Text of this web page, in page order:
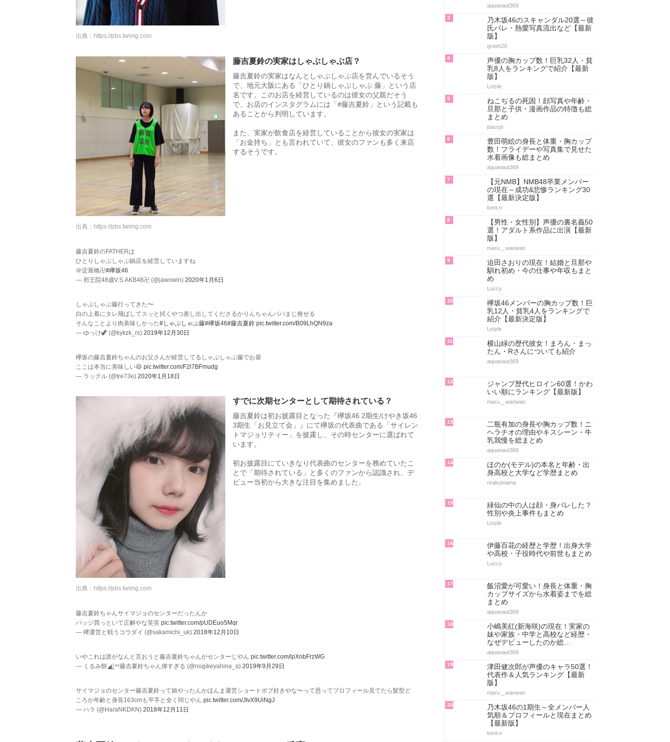
出典： https://pbs.twimg.com
藤吉夏鈴の実家はしゃぶしゃぶ店？
藤吉夏鈴の実家はなんとしゃぶしゃぶ店を営んでいるそう
で、地元大阪にある「ひとり鍋しゃぶしゃぶ 藤」という店
名です。このお店を経営しているのは彼女の父親だそう
で、お店のインスタグラムには「#藤吉夏鈴」という記載も
あることから判明しています。
また、実家が飲食店を経営していることから彼女の実家は
「お金持ち」とも言われていて、彼女のファンも多く来店
するそうです。
出典： https://pbs.twimg.com
藤吉夏鈴のFATHERは
ひとりしゃぶしゃぶ鍋店を経営していますね
＠淀屋橋卍#欅坂46
— 邪王院48歳V.S.AKB48卍 (@jawowin) 2020年1月6日
しゃぶしゃぶ藤行ってきた〜
白の上着にタレ飛ばしてスッと拭くやつ差し出してくださるかりんちゃんパパまじ推せる
そんなことより肉美味しかった#しゃぶしゃぶ藤#欅坂46#藤吉夏鈴 pic.twitter.com/B09LhQN9za
— ゆっけ🦖 (@kykzk_rs) 2019年12月30日
欅坂の藤吉夏鈴ちゃんのお父さんが経営してるしゃぶしゃぶ藤でお昼
ここは本当に美味しい😄 pic.twitter.com/F2l7BFmudg
— ラックル (@tre73e) 2020年1月18日
すでに次期センターとして期待されている？
藤吉夏鈴は初お披露目となった『欅坂46 2期生/けやき坂46
3期生「お見立て会」』にて欅坂の代表曲である「サイレン
トマジョリティー」を披露し、その時センターに選ばれて
います。
初お披露目にていきなり代表曲のセンターを務めていたこ
とで「期待されている」と多くのファンから認識され、デ
ビュー当初から大きな注目を集めました。
出典： https://pbs.twimg.com
藤吉夏鈴ちゃんサイマジョのセンターだったんか
バッジ買っといて正解やな笑笑 pic.twitter.com/pUDEuo5Mqr
— 欅運営と戦うコウダイ (@sakamichi_uk) 2018年12月10日
いやこれは誰がなんと言おうと藤吉夏鈴ちゃんがセンターじやん pic.twitter.com/lpXnbFrzWG
— くるみ餅◢͟￨⁶⁶藤吉夏鈴ちゃん偉すぎる (@nogikeyahina_a) 2019年9月29日
サイマジョのセンター藤吉夏鈴って娘やったんかほんま運営ショートボブ好きやな〜って思ってプロフィール見てたら髪型ど
ころか年齢と身長163cmも平手と全く同じやん pic.twitter.com/JIvX9UiNgJ
— ハラ (@HaraNKDKN) 2018年12月11日
aquanaut369
3
乃木坂46のスキャンダル20選～彼
氏バレ・熱愛写真流出など【最新
版】
green20
4
声優の胸カップ数！巨乳32人・貧
乳8人をランキングで紹介【最新
版】
Lstyle
5
ねこぢるの死因！顔写真や年齢・
旦那と子供・漫画作品の特徴も総
まとめ
passpi
6
豊田萌絵の身長と体重・胸カップ
数！フライデーや写真集で見せた
水着画像も総まとめ
aquanaut369
7
【元NMB】NMB48卒業メンバー
の現在～成功&悲惨ランキング30
選【最新決定版】
kent.n
8
【男性・女性別】声優の裏名義50
選！アダルト系作品に出演【最新
版】
maru._.wanwan
9
迫田さおりの現在！結婚と旦那や
馴れ初め・今の仕事や年収もまと
め
Luccy
10
欅坂46メンバーの胸カップ数！巨
乳12人・貧乳4人をランキングで
紹介【最新決定版】
Lstyle
11
横山緑の歴代彼女！まろん・まっ
たん・Rさんについても紹介
aquanaut369
12
ジャンプ歴代ヒロイン60選！かわ
いい順にランキング【最新版】
maru._.wanwan
13
二瓶有加の身長や胸カップ数！ニ
ヘラチオの理由やキスシーン・牛
乳我慢を総まとめ
aquanaut369
14
ほのか(モデル)の本名と年齢・出
身高校と大学など学歴まとめ
rirakumama
15
緑仙の中の人は顔・身バレした？
性別や炎上事件もまとめ
Lstyle
16
伊藤百花の経歴と学歴！出身大学
や高校・子役時代や前世もまとめ
Luccy
17
飯沼愛が可愛い！身長と体重・胸
カップサイズから水着姿までを総
まとめ
aquanaut369
18
小嶋美紅(新海咲)の現在！実家の
妹や家族・中学と高校など経歴・
なぜデビューしたのか総…
aquanaut369
19
津田健次郎が声優のキャラ50選！
代表作＆人気ランキング【最新
版】
maru._.wanwan
20
乃木坂46の1期生～全メンバー人
気順＆プロフィールと現在まとめ
【最新版】
kent.n